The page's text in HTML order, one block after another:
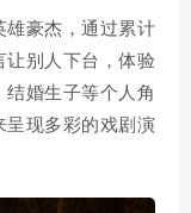
雄豪杰，通过累计
让别人下台，体验
婚生子等个人角
呈现多彩的戏剧演